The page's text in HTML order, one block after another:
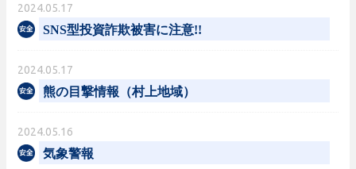
2024.05.17
SNS型投資詐欺被害に注意!!
2024.05.17
熊の目撃情報（村上地域）
2024.05.16
気象警報